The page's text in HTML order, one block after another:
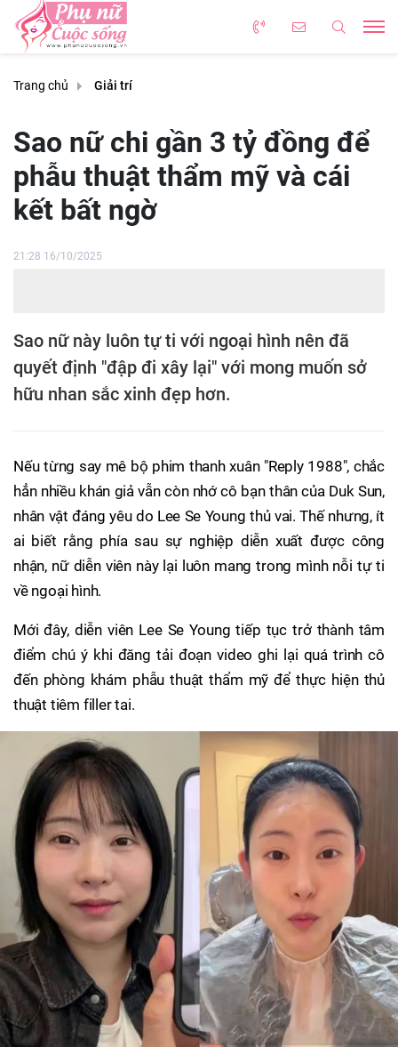
Trang chủ Giải trí
Sao nữ chi gần 3 tỷ đồng để
phẫu thuật thẩm mỹ và cái
kết bất ngờ
21:28 16/10/2025
Sao nữ này luôn tự ti với ngoại hình nên đã
quyết định "đập đi xây lại" với mong muốn sở
hữu nhan sắc xinh đẹp hơn.
Nếu từng say mê bộ phim thanh xuân "Reply 1988", chắc
hẳn nhiều khán giả vẫn còn nhớ cô bạn thân của Duk Sun,
nhân vật đáng yêu do Lee Se Young thủ vai. Thế nhưng, ít
ai biết rằng phía sau sự nghiệp diễn xuất được công
nhận, nữ diễn viên này lại luôn mang trong mình nỗi tự ti
về ngoại hình.
Mới đây, diễn viên Lee Se Young tiếp tục trở thành tâm
điểm chú ý khi đăng tải đoạn video ghi lại quá trình cô
đến phòng khám phẫu thuật thẩm mỹ để thực hiện thủ
thuật tiêm filler tai.